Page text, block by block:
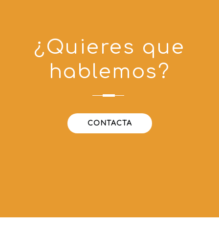
¿Quieres que
hablemos?
CONTACTA